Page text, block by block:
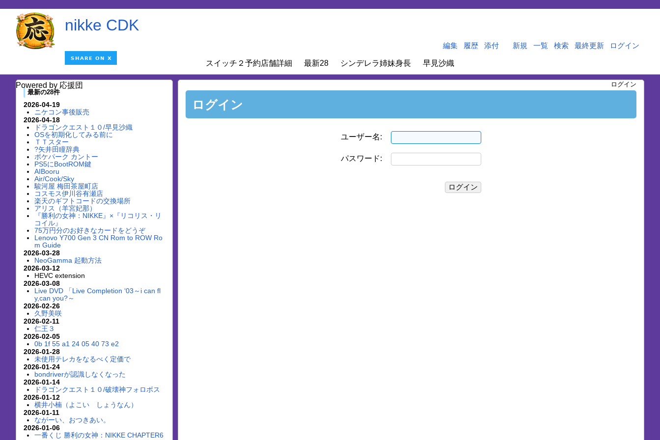
nikke CDK
Powered by 応援団
編集 履歴 添付 新規 一覧 検索 最終更新 ログイン
スイッチ２予約店舗詳細 最新28 シンデレラ姉妹身長 早見沙織
ログイン
ログイン
ユーザー名:
パスワード:
最新の28件
2026-04-19
ニケコン事後販売
2026-04-18
ドラゴンクエスト１０/早見沙織
OSを初期化してみる前に
ＴＴスター
?矢井田瞳辞典
ポケパーク カントー
PS5にBootROM鍵
AIBooru
Air/Cook/Sky
駿河屋 梅田茶屋町店
コスモス伊川谷有瀬店
楽天のギフトコードの交換場所
アリス（羊宮妃那）
『勝利の女神：NIKKE』×『リコリス・リ
コイル』
75万円分のお好きなカードをどうぞ
Lenovo Y700 Gen 3 CN Rom to ROW Ro
m Guide
2026-03-28
NeoGamma 起動方法
2026-03-12
HEVC extension
2026-03-08
Live DVD 「Live Completion ‘03～i can fl
y,can you?～
2026-02-26
久野美咲
2026-02-11
仁王３
2026-02-05
0b 1f 55 a1 24 05 40 73 e2
2026-01-28
未使用テレカをなるべく定価で
2026-01-24
bondriverが認識しなくなった
2026-01-14
ドラゴンクエスト１０/破壊神フォロボス
2026-01-12
横井小楠（よこい しょうなん）
2026-01-11
ながーい、おつきあい。
2026-01-06
一番くじ 勝利の女神：NIKKE CHAPTER6